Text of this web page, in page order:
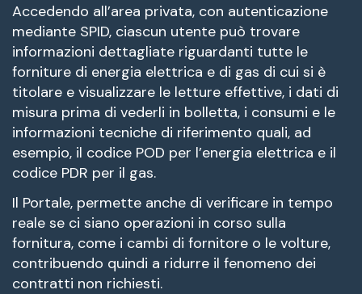
Accedendo all’area privata, con autenticazione
mediante SPID, ciascun utente può trovare
informazioni dettagliate riguardanti tutte le
forniture di energia elettrica e di gas di cui si è
titolare e visualizzare le letture effettive, i dati di
misura prima di vederli in bolletta, i consumi e le
informazioni tecniche di riferimento quali, ad
esempio, il codice POD per l’energia elettrica e il
codice PDR per il gas.
Il Portale, permette anche di verificare in tempo
reale se ci siano operazioni in corso sulla
fornitura, come i cambi di fornitore o le volture,
contribuendo quindi a ridurre il fenomeno dei
contratti non richiesti.